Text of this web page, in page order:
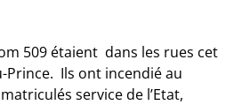
509 étaient dans les rues cet
Prince. Ils ont incendié au
service de l’Etat,